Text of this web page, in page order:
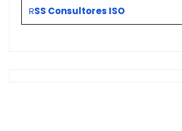
RSS Consultores ISO